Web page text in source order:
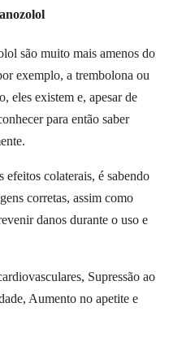
são muito mais amenos do
exemplo, a trembolona ou
eles existem e, apesar de
para então saber
colaterais, é sabendo
corretas, assim como
danos durante o uso e
Supressão ao
Aumento no apetite e